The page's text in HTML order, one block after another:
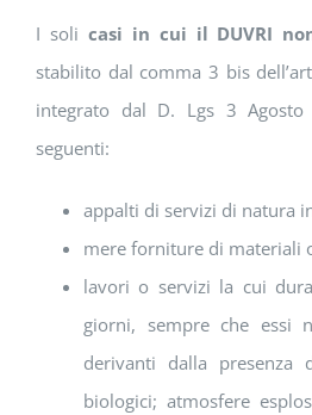
I soli casi in cui il DUVRI
stabilito dal comma 3 bis
integrato dal D. Lgs 3
seguenti:
appalti di servizi di natura
mere forniture di materiali
lavori o servizi la cui
giorni, sempre che essi
derivanti dalla presenza
biologici; atmosfere